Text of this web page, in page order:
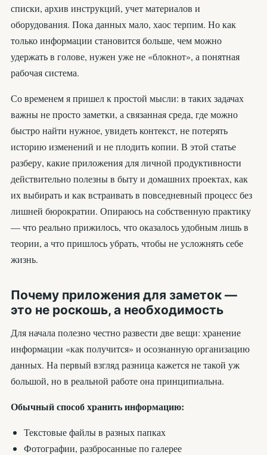
списки, архив инструкций, учет материалов и
оборудования. Пока данных мало, хаос терпим. Но как
только информации становится больше, чем можно
удержать в голове, нужен уже не «блокнот», а понятная
рабочая система.
Со временем я пришел к простой мысли: в таких задачах
важны не просто заметки, а связанная среда, где можно
быстро найти нужное, увидеть контекст, не потерять
историю изменений и не плодить копии. В этой статье
разберу, какие приложения для личной продуктивности
действительно полезны в быту и домашних проектах, как
их выбирать и как встраивать в повседневный процесс без
лишней бюрократии. Опираюсь на собственную практику
— что реально прижилось, что оказалось удобным лишь в
теории, а что пришлось убрать, чтобы не усложнять себе
жизнь.
Почему приложения для заметок —
это не роскошь, а необходимость
Для начала полезно честно развести две вещи: хранение
информации «как получится» и осознанную организацию
данных. На первый взгляд разница кажется не такой уж
большой, но в реальной работе она принципиальна.
Обычный способ хранить информацию:
Текстовые файлы в разных папках
Фотографии, разбросанные по галерее